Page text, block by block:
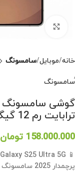
بزرگنمایی تصویر
خانه موبایل سامسونگ
ُسامسونگ
ترابایت رم 12 گیگابایت
158.000.000 تومان
📱 Samsung Galaxy S25 Ultra 5G ویتنام | رم 12 | حافظه 1TB